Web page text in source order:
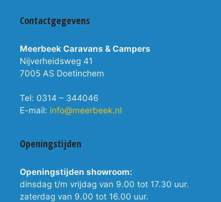
Contactgegevens
Meerbeek Caravans & Campers
Nijverheidsweg 41
7005 AS Doetinchem
Tel: 0314 – 344046
E-mail: info@meerbeek.nl
Openingstijden
Openingstijden showroom:
dinsdag t/m vrijdag van 9.00 tot 17.30 uur.
zaterdag van 9.00 tot 16.00 uur.